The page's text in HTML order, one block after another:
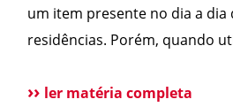
um item presente no dia a dia
residências. Porém, quando
vulnerabilidade de segurança.
ler matéria completa